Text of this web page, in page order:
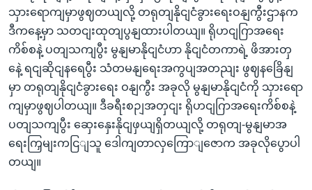
သှားရောကျမှာဖွဈတယျလို့ တရုတျနိုငျငံခွားရေးဝနျကွီးဌာနက
ဒီကနေ့မှာ သတငျးထုတျပွနျထားပါတယျ။ ရိုဟငျဂြာအရေး
ကိစ်စနဲ့ ပတျသကျပွီး မွနျမာနိုငျငံဟာ နိုငျငံတကာရဲ့ ဖိအားတှ
နေဲ့ ရငျဆိုငျနရေပွီး သံတမနျရေးအကွပျအတညျး ဖွဈနခြေိနျ
မှာ တရုတျနိုငျငံခွားရေး ဝနျကွီး အခုလို မွနျမာနိုငျငံကို သှားရော
ကျမှာဖွဈပါတယျ။ ဒီခရီးစဉျအတှငျး ရိုဟငျဂြာအရေးကိစ်စနဲ့
ပတျသကျပွီး ဆှေးနှေးနိုငျဖှယျရှိတယျလို့ တရုတျ-မွနျမာအ
ရေးကြှမျးကငြျသူ ဒေါကျတာလှကြောျဇောက အခုလိုပွောပါ
တယျ။